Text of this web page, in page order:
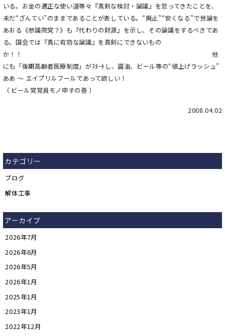
いる。お金の適正な使い道等々『真剣な検討・論議』を怠ってきたことを、
未だ“ざんてい”のままであることが表している。“廃止”“安くなる”で世論を
あおる《参議院党？》も『代わりの財源』を示し、その論議をするべきであ
る。国会では『真に有効な論議』を真剣にできないもの
か！！ 他
にも「後期高齢者医療制度」がｽﾀｰﾄし、醤油、ビール等の“値上げラッシュ”
ああ ～ エイプリルフールであって欲しい！
（ ビール党党員モノ申すの巻 ）
2008.04.02
カテゴリー
ブログ
解体工事
アーカイブ
2026年7月
2026年6月
2026年5月
2026年1月
2025年1月
2023年1月
2022年12月